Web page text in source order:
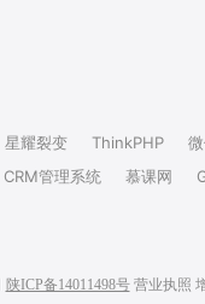
星耀裂变 ThinkPHP
CRM管理系统 慕课网
陕ICP备14011498号 营业执照